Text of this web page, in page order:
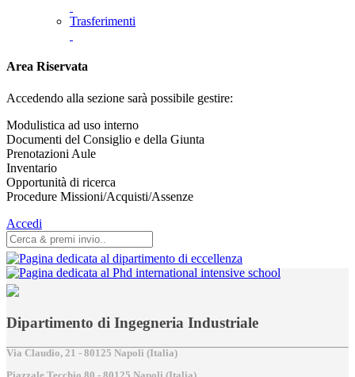
Trasferimenti
Area Riservata
Accedendo alla sezione sarà possibile gestire:
Modulistica ad uso interno
Documenti del Consiglio e della Giunta
Prenotazioni Aule
Inventario
Opportunità di ricerca
Procedure Missioni/Acquisti/Assenze
Accedi
Dipartimento di Ingegneria Industriale
Via Claudio, 21 - 80125 Napoli (Italia)